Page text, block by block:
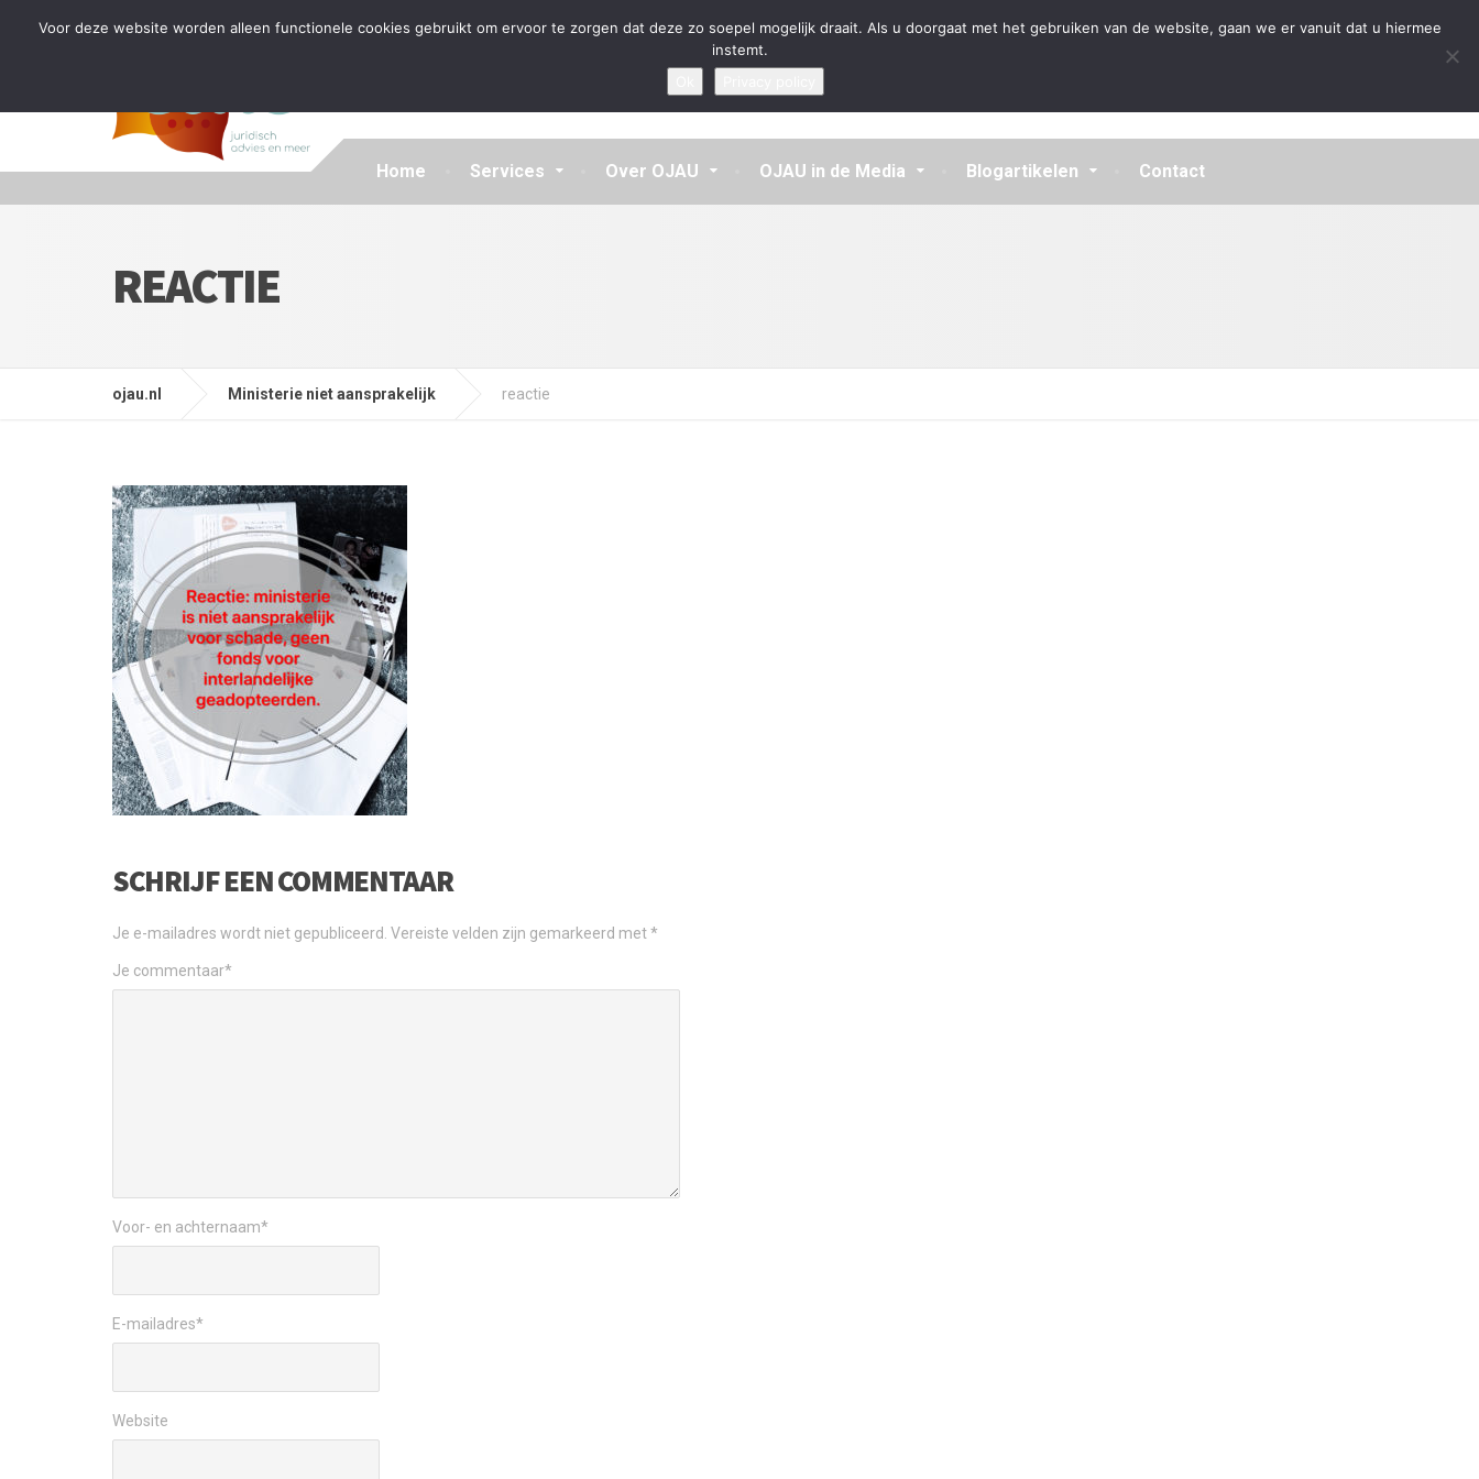
Tijdelijke stop: wegens drukte kan ik beperkt nieuwe zaken aannemen en vragen beantwoorden Algemene Voorwaarden Disclaimer Privacybeleid
Home Services Over OJAU OJAU in de Media Blogartikelen Contact
REACTIE
ojau.nl Ministerie niet aansprakelijk reactie
SCHRIJF EEN COMMENTAAR
Je e-mailadres wordt niet gepubliceerd. Vereiste velden zijn gemarkeerd met*
Je commentaar*
Voor- en achternaam*
E-mailadres*
Website
Voor deze website worden alleen functionele cookies gebruikt om ervoor te zorgen dat deze zo soepel mogelijk draait. Als u doorgaat met het gebruiken van de website, gaan we er vanuit dat u hiermee
instemt.